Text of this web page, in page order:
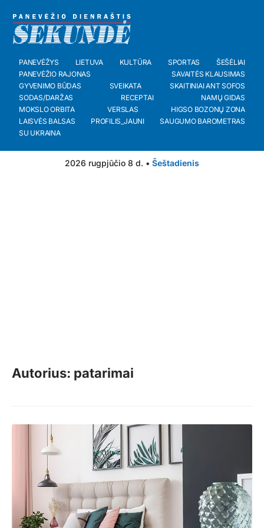
PANEVĖŽYS LIETUVA KULTŪRA SPORTAS
ŠEŠĖLIAI
PANEVĖŽIO RAJONAS
SAVAITĖS KLAUSIMAS
GYVENIMO BŪDAS
SVEIKATA
SKAITINIAI ANT SOFOS
SODAS/DARŽAS
RECEPTAI
NAMŲ GIDAS
MOKSLO ORBITA
VERSLAS
HIGSO BOZONŲ ZONA
LAISVĖS BALSAS
PROFILIS_JAUNI
SAUGUMO BAROMETRAS
SU UKRAINA
2026 rugpjūčio 8 d. • Šeštadienis
Autorius: patarimai